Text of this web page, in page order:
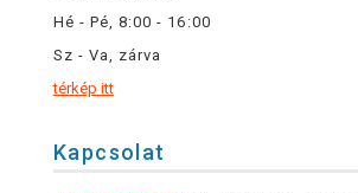
Hé - Pé, 8:00 - 16:00
Sz - Va, zárva
térkép itt
Kapcsolat